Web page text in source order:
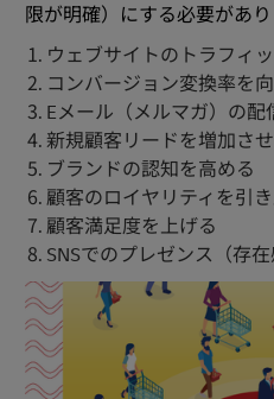
限が明確）にする必要があり
ウェブサイトのトラフィ
コンバージョン変換率を
Eメール（メルマガ）の配
新規顧客リードを増加さ
ブランドの認知を高める
顧客のロイヤリティを引
顧客満足度を上げる
SNSでのプレゼンス（存